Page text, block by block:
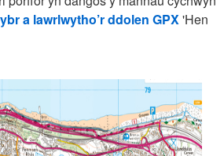
a lawrlwytho’r ddolen GPX'Hen